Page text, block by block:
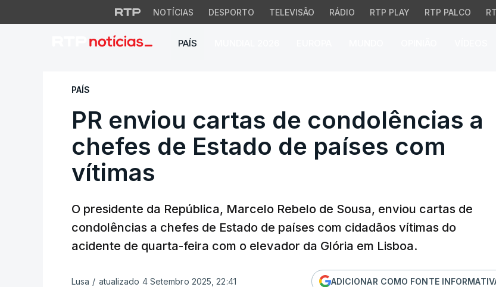
NOTÍCIAS DESPORTO TELEVISÃO RÁDIO RTP PLAY RTP PALCO
PAÍS
PR enviou cartas de condolências a
PAÍS
PR enviou cartas de condolências a
chefes de Estado de países com
vítimas
O presidente da República, Marcelo Rebelo de Sousa, enviou cartas de
condolências a chefes de Estado de países com cidadãos vítimas do
acidente de quarta-feira com o elevador da Glória em Lisboa.
Lusa / atualizado 4 Setembro 2025, 22:41 ADICIONAR COMO FONTE